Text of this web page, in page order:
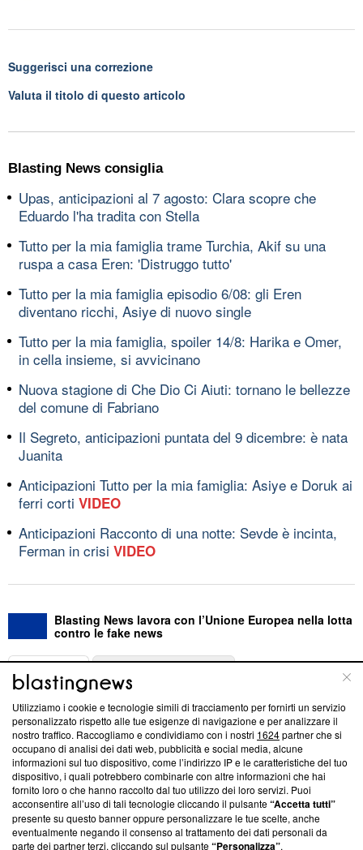
Suggerisci una correzione
Valuta il titolo di questo articolo
Blasting News consiglia
Upas, anticipazioni al 7 agosto: Clara scopre che
Eduardo l'ha tradita con Stella
Tutto per la mia famiglia trame Turchia, Akif su una
ruspa a casa Eren: 'Distruggo tutto'
Tutto per la mia famiglia episodio 6/08: gli Eren
diventano ricchi, Asiye di nuovo single
Tutto per la mia famiglia, spoiler 14/8: Harika e Omer,
in cella insieme, si avvicinano
Nuova stagione di Che Dio Ci Aiuti: tornano le bellezze
del comune di Fabriano
Il Segreto, anticipazioni puntata del 9 dicembre: è nata
Juanita
Anticipazioni Tutto per la mia famiglia: Asiye e Doruk ai
ferri corti VIDEO
Anticipazioni Racconto di una notte: Sevde è incinta,
Ferman in crisi VIDEO
Blasting News lavora con l’Unione Europea nella lotta
contro le fake news
ABOUT
Questa sezione offre informazioni trasparenti su Blasting
News, sui nostri processi editoriali e su come ci impegniamo a
creare news di qualità. Inoltre, afferma la nostra aderenza a
‘Trust Project - News with Integrity’Blasting News non è
ancora membro del programma, ma ha richiesto di farne
parte; Trust Project non ha ancora effettuato una verifica di
conformità agli standard.
Utilizziamo i cookie e tecnologie simili di tracciamento per fornirti un servizio
personalizzato rispetto alle tue esigenze di navigazione e per analizzare il
nostro traffico. Raccogliamo e condividiamo con i nostri 1624partner che si
occupano di analisi dei dati web, pubblicità e social media, alcune
informazioni sul tuo dispositivo, come l’indirizzo IP e le caratteristiche del tuo
dispositivo, i quali potrebbero combinarle con altre informazioni che hai
fornito loro o che hanno raccolto dal tuo utilizzo dei loro servizi. Puoi
acconsentire all’uso di tali tecnologie cliccando il pulsante“Accetta tutti”
presente su questo banner oppure personalizzare le tue scelte, anche
eventualmente negando il consenso al trattamento dei dati personali da
parte dei partner terzi, cliccando sul pulsante“Personalizza”.